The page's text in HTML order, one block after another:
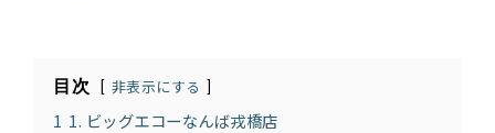
目次 非表示にする
1 1. ビッグエコーなんば戎橋店